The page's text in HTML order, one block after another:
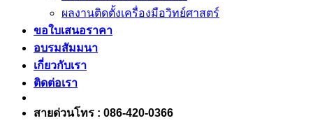
ผลงานติดตั้งเครื่องมือวิทย์ศาสตร์
ขอใบเสนอราคา
อบรมสัมมนา
เกี่ยวกับเรา
ติดต่อเรา
สายด่วนโทร : 086-420-0366